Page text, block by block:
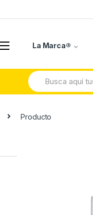
La Marca®
Search
for:
Producto